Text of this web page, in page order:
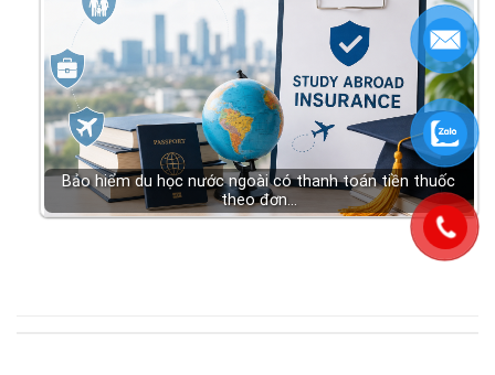
Bảo hiểm du học nước ngoài có thanh toán tiền thuốc
theo đơn…